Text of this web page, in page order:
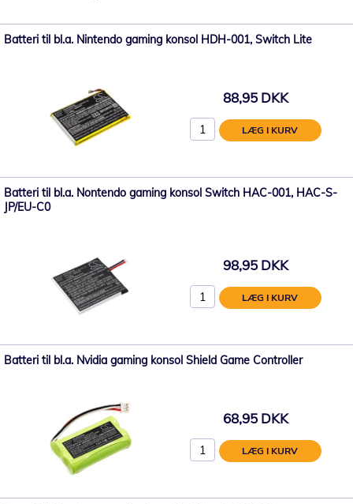
Batteri til bl.a. Nintendo gaming konsol HDH-001, Switch Lite
88,95 DKK
LÆG I KURV
Batteri til bl.a. Nontendo gaming konsol Switch HAC-001, HAC-S-
JP/EU-C0
98,95 DKK
LÆG I KURV
Batteri til bl.a. Nvidia gaming konsol Shield Game Controller
68,95 DKK
LÆG I KURV